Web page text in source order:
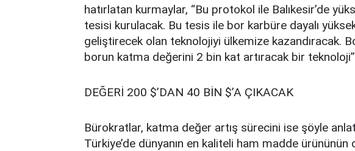
hatırlatan kurmaylar, “Bu protokol ile Balıkesir’de
tesisi kurulacak. Bu tesis ile bor karbüre dayalı
geliştirecek olan teknolojiyi ülkemize kazandıracak.
borun katma değerini 2 bin kat artıracak bir
DEĞERİ 200 $’DAN 40 BİN $’A ÇIKACAK
Bürokratlar, katma değer artış sürecini ise şöyle
Türkiye’de dünyanın en kaliteli ham madde ürününün